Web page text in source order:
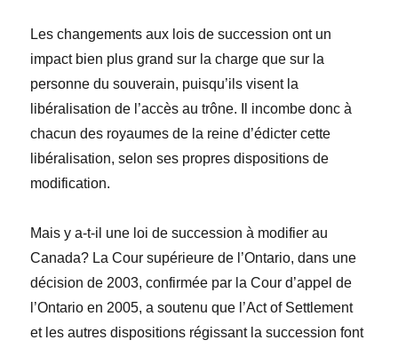
Les changements aux lois de succession ont un
impact bien plus grand sur la charge que sur la
personne du souverain, puisqu’ils visent la
libéralisation de l’accès au trône. Il incombe donc à
chacun des royaumes de la reine d’édicter cette
libéralisation, selon ses propres dispositions de
modification.
Mais y a-t-il une loi de succession à modifier au
Canada? La Cour supérieure de l’Ontario, dans une
décision de 2003, confirmée par la Cour d’appel de
l’Ontario en 2005, a soutenu que l’Act of Settlement
et les autres dispositions régissant la succession font